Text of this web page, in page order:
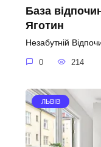
База
Яготин
Незабутній
0 214
ЛЬВІВ